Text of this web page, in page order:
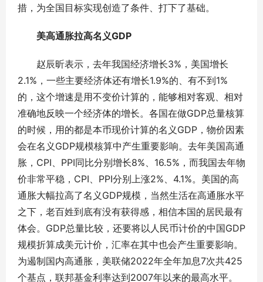
措，为全国目标实现创造了条件、打下了基础。
美高通胀拉高名义GDP
赵辰昕表示，去年我国经济增长3%，美国增长
2.1%，一些主要经济体还有增长1.9%的、有不到1%
的，这个增速是用不变价计算的，能够相对客观、相对
准确地反映一个经济体的增长。各国在做GDP总量核算
的时候，用的都是本币现价计算的名义GDP，物价因素
会在名义GDP规模核算中产生重要影响。去年美国高通
胀，CPI、PPI同比分别增长8%、16.5%，而我国去年物
价非常平稳，CPI、PPI分别上涨2%、4.1%。美国的高
通胀大幅拉高了名义GDP规模，当然生活在高通胀水平
之下，老百姓到底有没有获得感，相信本国的居民最有
体会。GDP总量比较，还要将以人民币计价的中国GDP
规模折算成美元计价，汇率在其中也会产生重要影响。
为遏制国内高通胀，美联储2022年全年加息7次共425
个基点，联邦基金利率达到2007年以来的最高水平。